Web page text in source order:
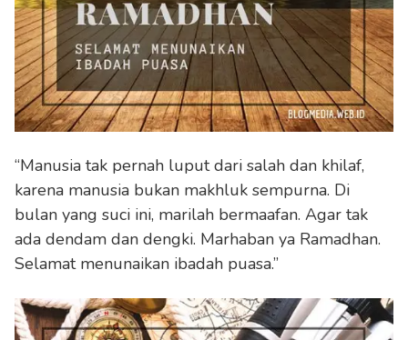
“Manusia tak pernah luput dari salah dan khilaf,
karena manusia bukan makhluk sempurna. Di
bulan yang suci ini, marilah bermaafan. Agar tak
ada dendam dan dengki. Marhaban ya Ramadhan.
Selamat menunaikan ibadah puasa.”